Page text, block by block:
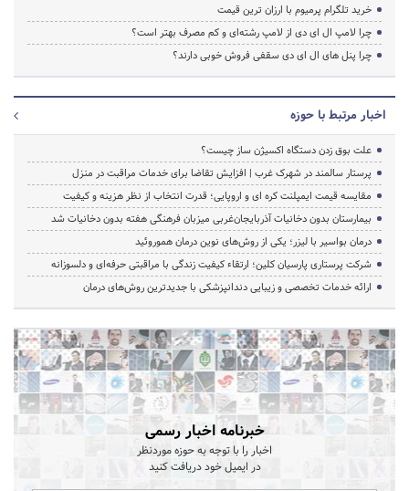
خرید تلگرام پرمیوم با ارزان ترین قیمت
چرا لامپ ال ای دی از لامپ رشته‌ای و کم مصرف بهتر است؟
چرا پنل های ال ای دی سقفی فروش خوبی دارند؟
اخبار مرتبط با حوزه
علت بوق زدن دستگاه اکسیژن ساز چیست؟
پرستار سالمند در شهرک غرب | افزایش تقاضا برای خدمات مراقبت در منزل
مقایسه قیمت ایمپلنت کره ای و اروپایی؛ قدرت انتخاب از نظر هزینه و کیفیت
بیمارستان بدون دخانیات آذربایجان‌غربی میزبان فرهنگی هفته بدون دخانیات شد
درمان بواسیر با لیزر؛ یکی از روش‌های نوین درمان هموروئید
شرکت پرستاری پارسیان کلین؛ ارتقاء کیفیت زندگی با مراقبتی حرفه‌ای و دلسوزانه
ارائه خدمات تخصصی و زیبایی دندانپزشکی با جدیدترین روش‌های درمان
خبرنامه اخبار رسمی
اخبار را با توجه به حوزه موردنظر
در ایمیل خود دریافت کنید